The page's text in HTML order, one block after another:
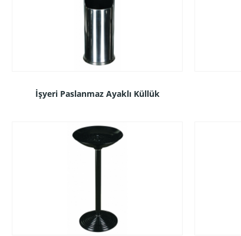
İşyeri Paslanmaz Ayaklı Küllük